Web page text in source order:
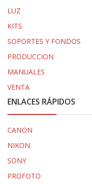
LUZ
KITS
SOPORTES Y FONDOS
PRODUCCION
MANUALES
VENTA
ENLACES RÁPIDOS
CANON
NIKON
SONY
PROFOTO